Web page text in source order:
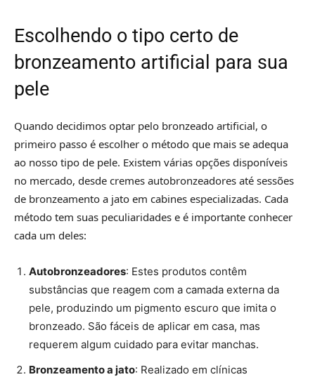
Escolhendo o tipo certo de
bronzeamento artificial para sua
pele
Quando decidimos optar pelo bronzeado artificial, o
primeiro passo é escolher o método que mais se adequa
ao nosso tipo de pele. Existem várias opções disponíveis
no mercado, desde cremes autobronzeadores até sessões
de bronzeamento a jato em cabines especializadas. Cada
método tem suas peculiaridades e é importante conhecer
cada um deles:
Autobronzeadores: Estes produtos contêm
substâncias que reagem com a camada externa da
pele, produzindo um pigmento escuro que imita o
bronzeado. São fáceis de aplicar em casa, mas
requerem algum cuidado para evitar manchas.
Bronzeamento a jato: Realizado em clínicas